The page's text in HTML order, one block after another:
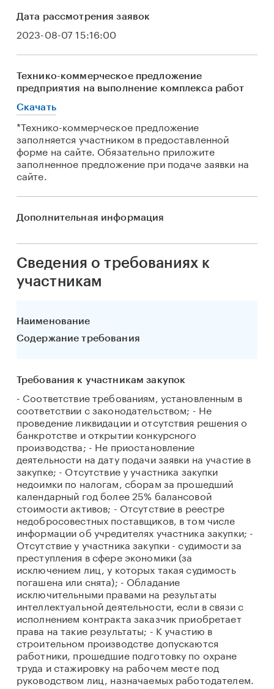
Дата рассмотрения заявок
2023-08-07 15:16:00
Технико-коммерческое предложение
предприятия на выполнение комплекса работ
Скачать
*Технико-коммерческое предложение
заполняется участником в предоставленной
форме на сайте. Обязательно приложите
заполненное предложение при подаче заявки на
сайте.
Дополнительная информация
Сведения о требованиях к
участникам
Наименование
Содержание требования
Требования к участникам закупок
- Соответствие требованиям, установленным в
соответствии с законодательством; - Не
проведение ликвидации и отсутствия решения о
банкротстве и открытии конкурсного
производства; - Не приостановление
деятельности на дату подачи заявки на участие в
закупке; - Отсутствие у участника закупки
недоимки по налогам, сборам за прошедший
календарный год более 25% балансовой
стоимости активов; - Отсутствие в реестре
недобросовестных поставщиков, в том числе
информации об учредителях участника закупки; -
Отсутствие у участника закупки - судимости за
преступления в сфере экономики (за
исключением лиц, у которых такая судимость
погашена или снята); - Обладание
исключительными правами на результаты
интеллектуальной деятельности, если в связи с
исполнением контракта заказчик приобретает
права на такие результаты; - К участию в
строительном производстве допускаются
работники, прошедшие подготовку по охране
труда и стажировку на рабочем месте под
руководством лиц, назначаемых работодателем.